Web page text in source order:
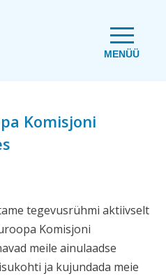
MENÜÜ
Komisjoni
tegevusrühmi aktiivselt
Komisjoni
meile ainulaadse
ja kujundada meie